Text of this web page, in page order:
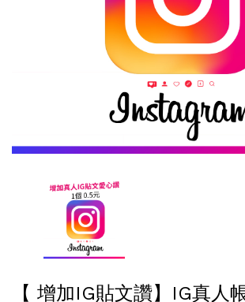
【 增加IG貼文讚】IG真人